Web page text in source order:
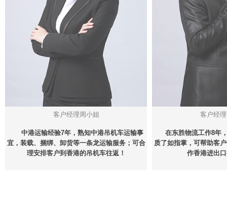
客户经理周小姐
中港运输经验7年，熟知中港吊机车运输事
宜，装载、捆绑、卸货等一条龙运输服务；可合
理安排客户到香港的吊机车往返！
客户经
在东胜物流工作8年
质了如指掌，可帮助客
作香港进出